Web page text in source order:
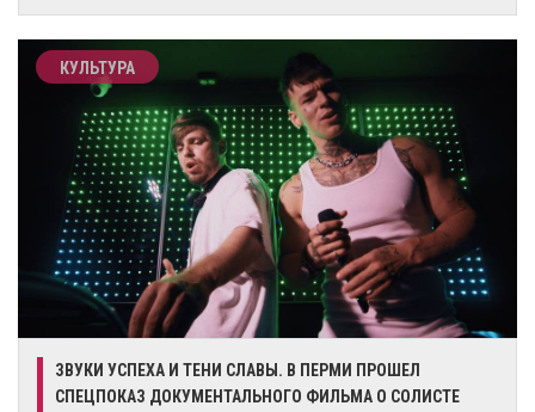
КУЛЬТУРА
ЗВУКИ УСПЕХА И ТЕНИ СЛАВЫ. В ПЕРМИ ПРОШЕЛ
СПЕЦПОКАЗ ДОКУМЕНТАЛЬНОГО ФИЛЬМА О СОЛИСТЕ